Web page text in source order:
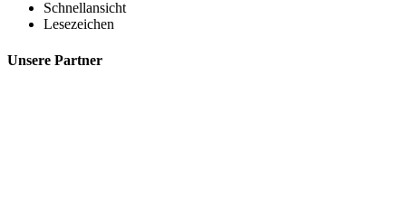
Schnellansicht
Lesezeichen
Unsere Partner